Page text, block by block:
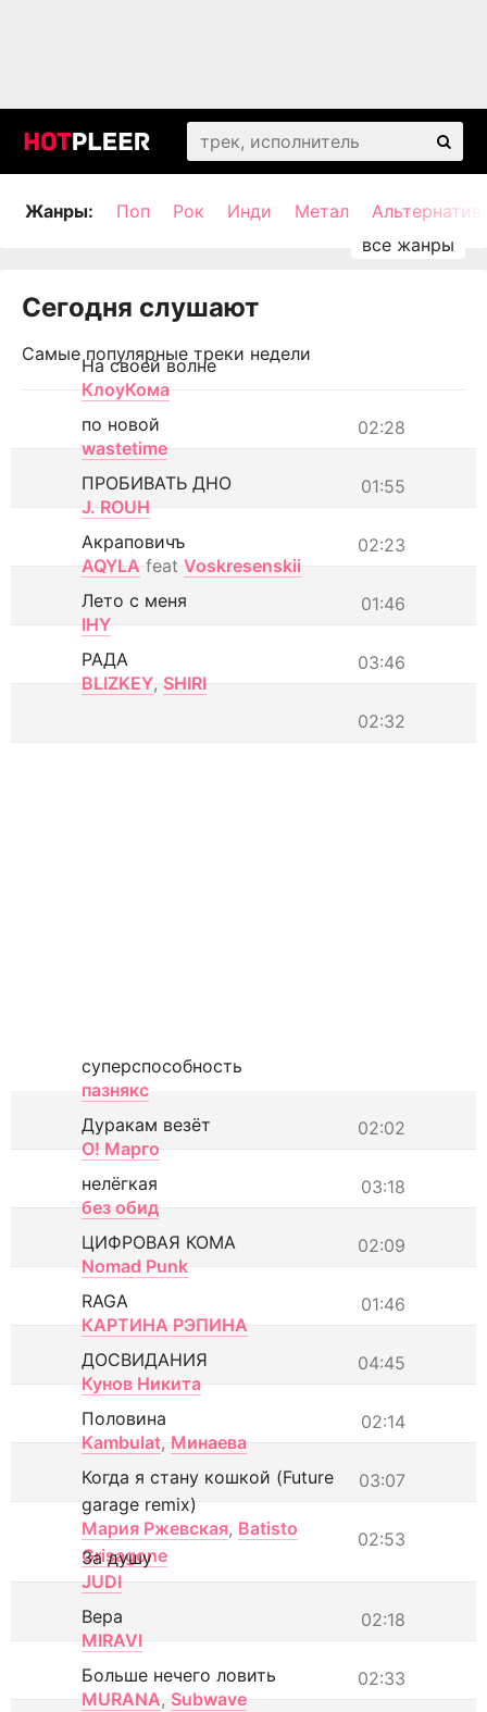
Жанры: Поп Рок Инди Метал
Сегодня слушают
Самые популярные треки недели
На своей волне
КлоуКома
02:28
по новой
wastetime
01:55
ПРОБИВАТЬ ДНО
J. ROUH
02:23
Акраповичъ
AQYLA feat Voskresenskii
01:46
Лето с меня
IHY
03:46
РАДА
BLIZKEY, SHIRI
02:32
суперспособность
пазнякс
02:02
Дуракам везёт
О! Марго
03:18
нелёгкая
без обид
02:09
ЦИФРОВАЯ КОМА
Nomad Punk
01:46
RAGA
КАРТИНА РЭПИНА
04:45
ДОСВИДАНИЯ
Кунов Никита
02:14
Половина
Kambulat, Минаева
03:07
Когда я стану кошкой (Future
garage remix)
Мария Ржевская, Batisto
Grisagone
02:53
За душу
JUDI
02:18
Вера
MIRAVI
02:33
Больше нечего ловить
MURANA, Subwave